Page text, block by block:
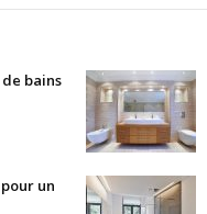
bains
un